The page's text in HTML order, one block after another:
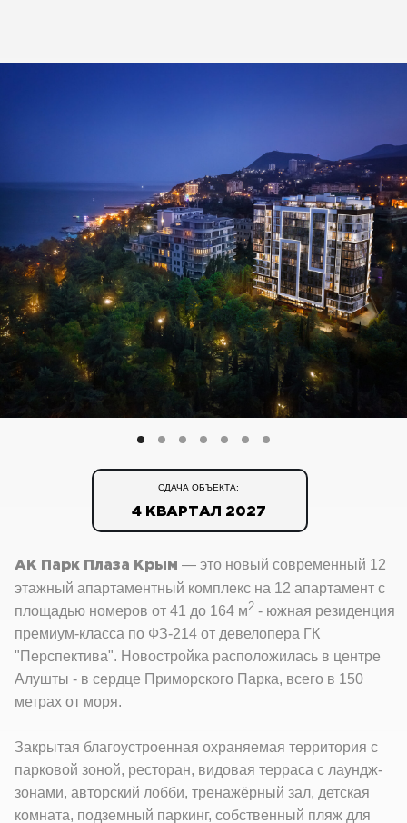
АК Парк Плаза Крым — это новый современный 12
этажный апартаментный комплекс на 12 апартамент с
площадью номеров от 41 до 164 м2 - южная резиденция
премиум-класса по ФЗ-214 от девелопера ГК
"Перспектива". Новостройка расположилась в центре
Алушты - в сердце Приморского Парка, всего в 150
метрах от моря.
Закрытая благоустроенная охраняемая территория с
парковой зоной, ресторан, видовая терраса с лаундж-
зонами, авторский лобби, тренажёрный зал, детская
комната, подземный паркинг, собственный пляж для
СДАЧА ОБЪЕКТА:
4 КВАРТАЛ 2027